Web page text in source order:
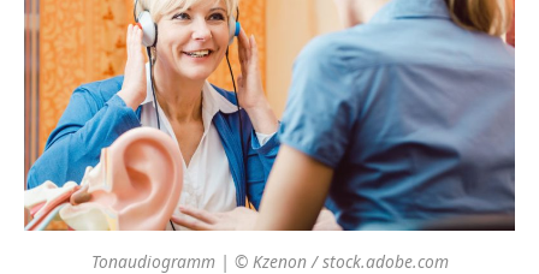
Tonaudiogramm | © Kzenon / stock.adobe.com